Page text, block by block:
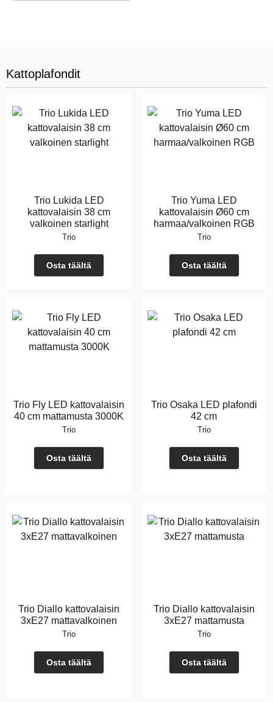
Kattoplafondit
Trio Lukida LED
kattovalaisin 38 cm
valkoinen starlight
Trio
Osta täältä
Trio Yuma LED
kattovalaisin Ø60 cm
harmaa/valkoinen RGB
Trio
Osta täältä
Trio Fly LED kattovalaisin
40 cm mattamusta 3000K
Trio
Osta täältä
Trio Osaka LED plafondi
42 cm
Trio
Osta täältä
Trio Diallo kattovalaisin
3xE27 mattavalkoinen
Trio
Osta täältä
Trio Diallo kattovalaisin
3xE27 mattamusta
Trio
Osta täältä